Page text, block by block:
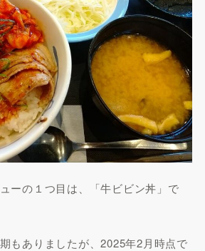
ーの１つ目は、「牛ビビン丼」で
もありましたが、2025年2月時点で